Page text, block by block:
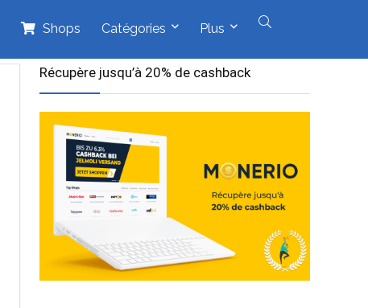
Shops Catégories Plus
Récupère jusqu’à 20% de cashback